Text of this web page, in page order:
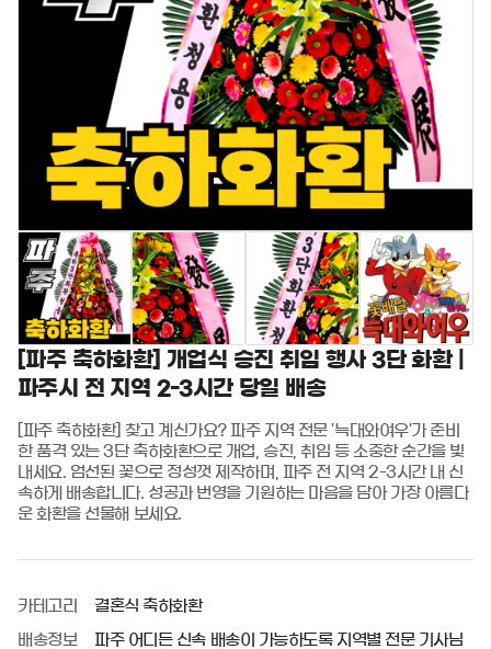
[파주 축하화환] 개업식 승진 취임 행사 3단 화환 |
파주시 전 지역 2-3시간 당일 배송
[파주 축하화환] 찾고 계신가요? 파주 지역 전문 '늑대와여우'가 준비
한 품격 있는 3단 축하화환으로 개업, 승진, 취임 등 소중한 순간을 빛
내세요. 엄선된 꽃으로 정성껏 제작하며, 파주 전 지역 2-3시간 내 신
속하게 배송합니다. 성공과 번영을 기원하는 마음을 담아 가장 아름다
운 화환을 선물해 보세요.
카테고리 결혼식 축하화환
배송정보
파주 어디든 신속 배송이 가능하도록 지역별 전문 기사님